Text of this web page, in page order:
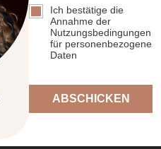
Ich bestätige die
Annahme der
Nutzungsbedingungen
für personenbezogene
Daten
ABSCHICKEN